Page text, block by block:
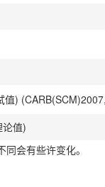
值)
值)
会有些许变化。